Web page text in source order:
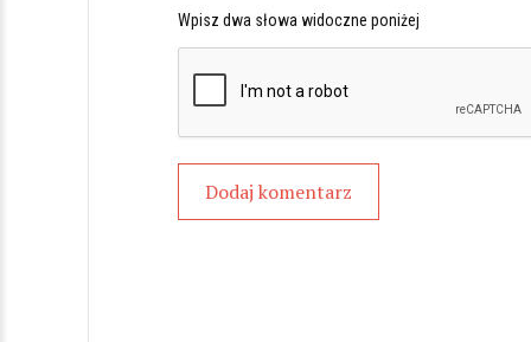
Wpisz dwa słowa widoczne poniżej